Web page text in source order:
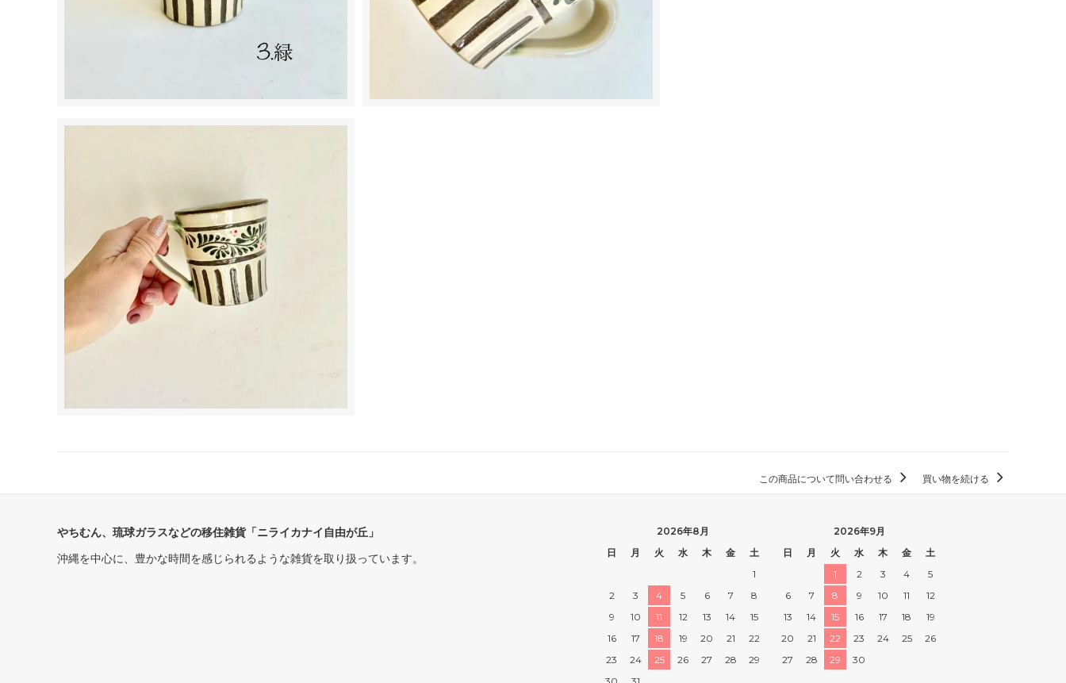
この商品について問い合わせる 買い物を続ける
やちむん、琉球ガラスなどの移住雑貨「ニライカナイ自由が丘」
沖縄を中心に、豊かな時間を感じられるような雑貨を取り扱っています。
2026年8月
日
月 火 水 木 金
土
1
2
3 4 5 6 7
8
9
10 11 12 13 14
15
16
17 18 19 20 21
22
23
24 25 26 27 28
29
2026年9月
日
月 火 水 木 金
土
1
2 3 4
5
6
7 8 9 10 11
12
13
14 15 16 17 18
19
20
21 22 23 24 25
26
27
28 29 30